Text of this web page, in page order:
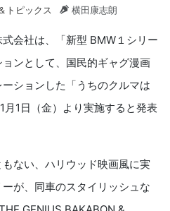
トピックス 横田康志朗
会社は、「新型 BMW１シリー
ンとして、国民的ギャグ漫画
ーションした「うちのクルマは
月1日（金）より実施すると発表
ない、ハリウッド映画風に実
が、同車のスタイリッシュな